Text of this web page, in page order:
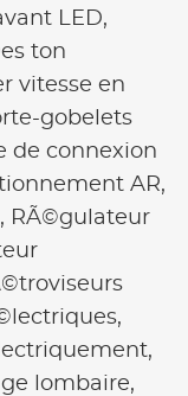
LED,
ton
vitesse en
gobelets
de connexion
AR,
RÃ©gulateur
lombaire,